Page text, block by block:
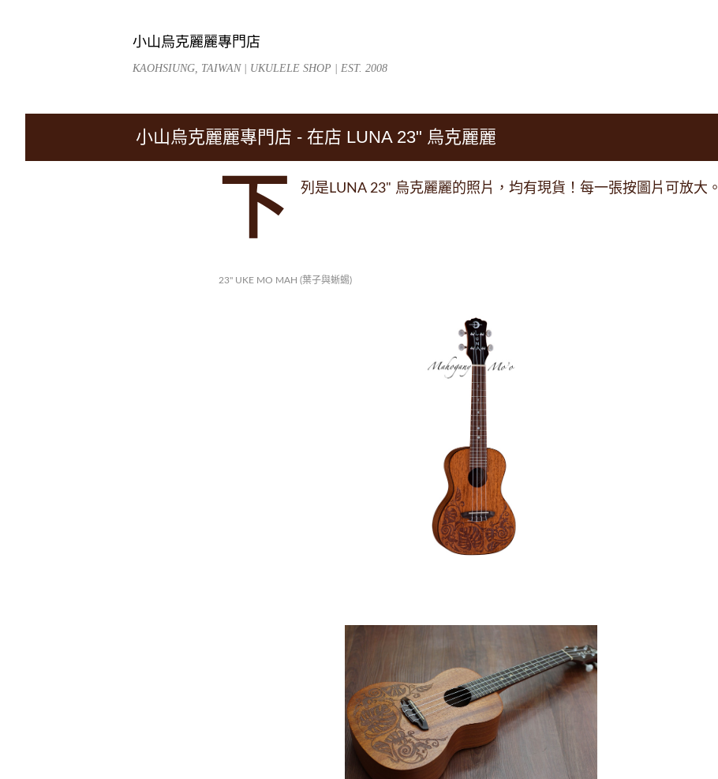
小山烏克麗麗專門店
KAOHSIUNG, TAIWAN | UKULELE SHOP | EST. 2008
小山烏克麗麗專門店 - 在店 LUNA 23" 烏克麗麗
下 列是LUNA 23" 烏克麗麗的照片，均有現貨！每一張按圖片可放大。
23" UKE MO MAH (葉子與蜥蜴)